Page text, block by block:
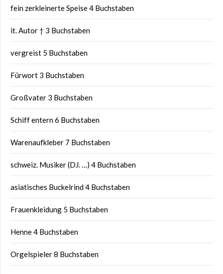
fein zerkleinerte Speise 4 Buchstaben
it. Autor † 3 Buchstaben
vergreist 5 Buchstaben
Fürwort 3 Buchstaben
Großvater 3 Buchstaben
Schiff entern 6 Buchstaben
Warenaufkleber 7 Buchstaben
schweiz. Musiker (DJ. …) 4 Buchstaben
asiatisches Buckelrind 4 Buchstaben
Frauenkleidung 5 Buchstaben
Henne 4 Buchstaben
Orgelspieler 8 Buchstaben